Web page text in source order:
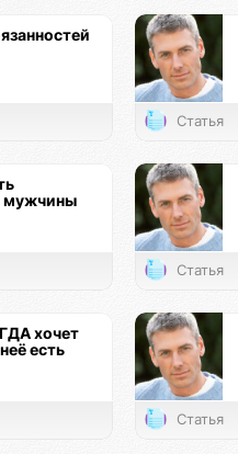
Статья
мужчины
Статья
хочет
есть
Статья